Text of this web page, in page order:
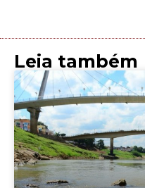
Leia também